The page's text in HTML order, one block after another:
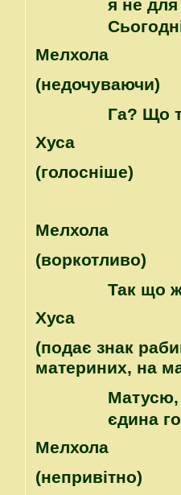
я не
Mелхола
(недочуваючи)
Га? Що
Хуса
(голосніше)
Mелхола
(воркотливо)
Так що
Хуса
(подає знак
материних, на
Матусю,
єдина
Mелхола
(непривітно)